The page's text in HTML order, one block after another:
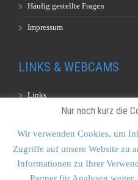
Häufig gestellte Fragen
Impressum
LINKS & WEBCAMS
Links
KONTAKT & SITEMAP
Nur noch kurz die
Wir verwenden Cookies, um
Zugriffe auf unsere Website zu
Informationen zu Ihrer
Partner für Analysen